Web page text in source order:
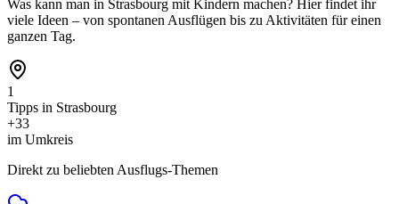
Was kann man in Strasbourg mit Kindern machen? Hier findet ihr
viele Ideen – von spontanen Ausflügen bis zu Aktivitäten für einen
ganzen Tag.
1
Tipps in Strasbourg
+33
im Umkreis
Direkt zu beliebten Ausflugs-Themen